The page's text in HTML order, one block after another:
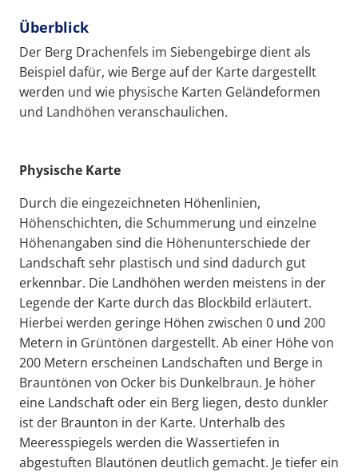
Überblick
Der Berg Drachenfels im Siebengebirge dient als
Beispiel dafür, wie Berge auf der Karte dargestellt
werden und wie physische Karten Geländeformen
und Landhöhen veranschaulichen.
Physische Karte
Durch die eingezeichneten Höhenlinien,
Höhenschichten, die Schummerung und einzelne
Höhenangaben sind die Höhenunterschiede der
Landschaft sehr plastisch und sind dadurch gut
erkennbar. Die Landhöhen werden meistens in der
Legende der Karte durch das Blockbild erläutert.
Hierbei werden geringe Höhen zwischen 0 und 200
Metern in Grüntönen dargestellt. Ab einer Höhe von
200 Metern erscheinen Landschaften und Berge in
Brauntönen von Ocker bis Dunkelbraun. Je höher
eine Landschaft oder ein Berg liegen, desto dunkler
ist der Braunton in der Karte. Unterhalb des
Meeresspiegels werden die Wassertiefen in
abgestuften Blautönen deutlich gemacht. Je tiefer ein